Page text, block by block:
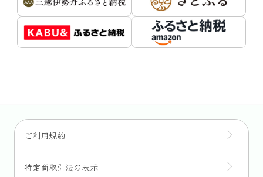
ご利用規約
特定商取引法の表示